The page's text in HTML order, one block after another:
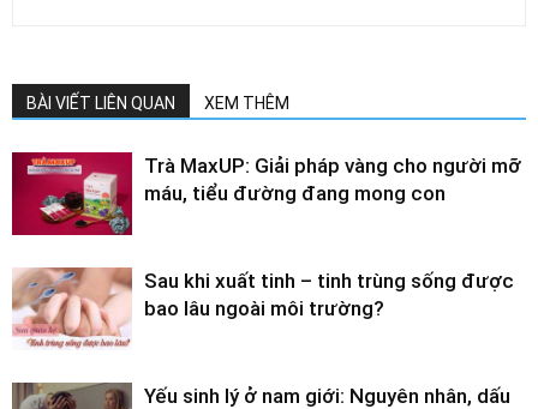
BÀI VIẾT LIÊN QUAN XEM THÊM
Trà MaxUP: Giải pháp vàng cho người mỡ
máu, tiểu đường đang mong con
Sau khi xuất tinh – tinh trùng sống được
bao lâu ngoài môi trường?
Yếu sinh lý ở nam giới: Nguyên nhân, dấu